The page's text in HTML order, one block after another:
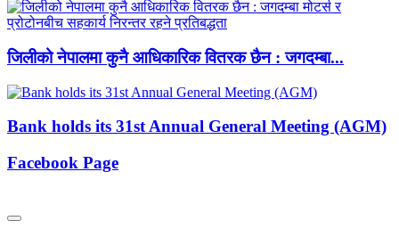
जिलीको नेपालमा कुनै आधिकारिक वितरक छैन : जगदम्बा...
Bank holds its 31st Annual General Meeting (AGM)
Facebook Page